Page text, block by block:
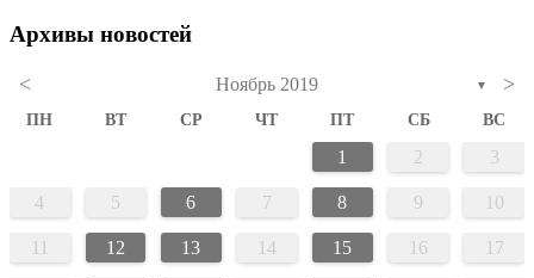
Архивы новостей
< Ноябрь 2019 ▼ >
ПН ВТ СР ЧТ ПТ СБ ВС
1 2 3
4 5 6 7 8 9 10
11 12 13 14 15 16 17